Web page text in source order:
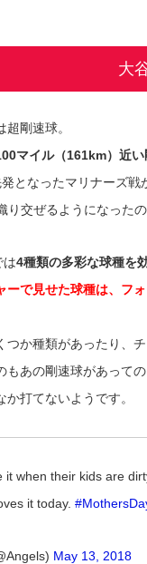
大
超剛速球。
マイル（161km）近い
となったマリナーズ
交ぜるようになったの
は4種類の多彩な球種を
ーで見せた球種は、フ
つか種類があったり、
もあの剛速球があって
打てないようです。
when their kids are
it today.
May 13, 2018